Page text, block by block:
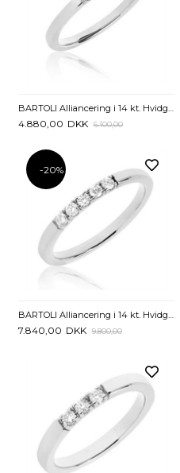
BARTOLI Alliancering i 14 kt. Hvidguld med Diamant - 0,03 ct.
4.880,00 DKK 6.100,00
-20%
BARTOLI Alliancering i 14 kt. Hvidguld med Diamanter - 0,15 ct.
7.840,00 DKK 9.800,00